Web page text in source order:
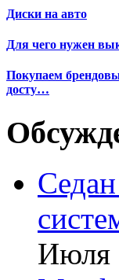
Диски на авто
Для чего нужен
Покупаем
досту…
Июля